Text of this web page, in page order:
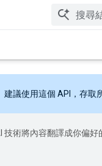
建議使用這個 API，存取
技術將內容翻譯成你偏好